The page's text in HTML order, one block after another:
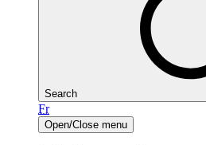
Search
Fr
Open/Close menu